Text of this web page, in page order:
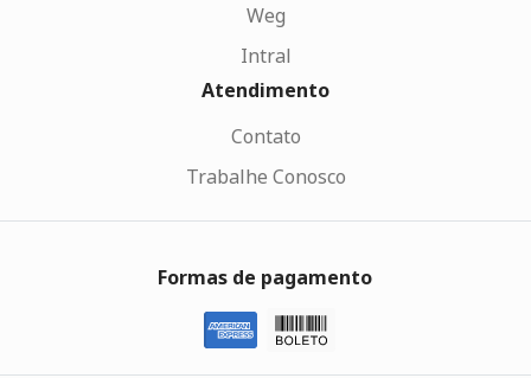
Weg
Intral
Atendimento
Contato
Trabalhe Conosco
Formas de pagamento